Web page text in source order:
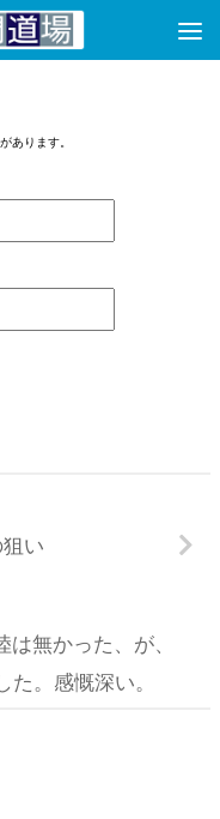
あります。
い
無かった、が、
た。感慨深い。